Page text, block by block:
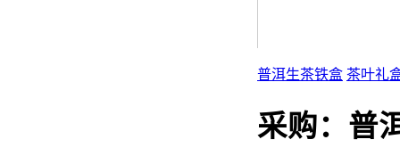
普洱生茶铁盒 茶叶礼
采购： 普